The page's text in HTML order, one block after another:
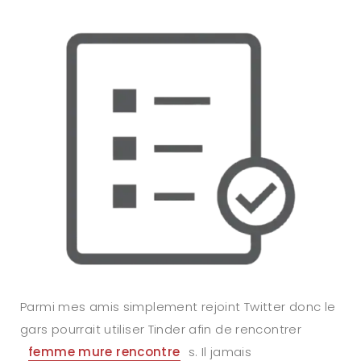
Parmi mes amis simplement rejoint Twitter donc le
gars pourrait utiliser Tinder afin de rencontrer
femme mure rencontre s. Il jamais